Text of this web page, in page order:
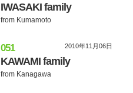
IWASAKI family
from Kumamoto
2010年11月06日
051
KAWAMI family
from Kanagawa